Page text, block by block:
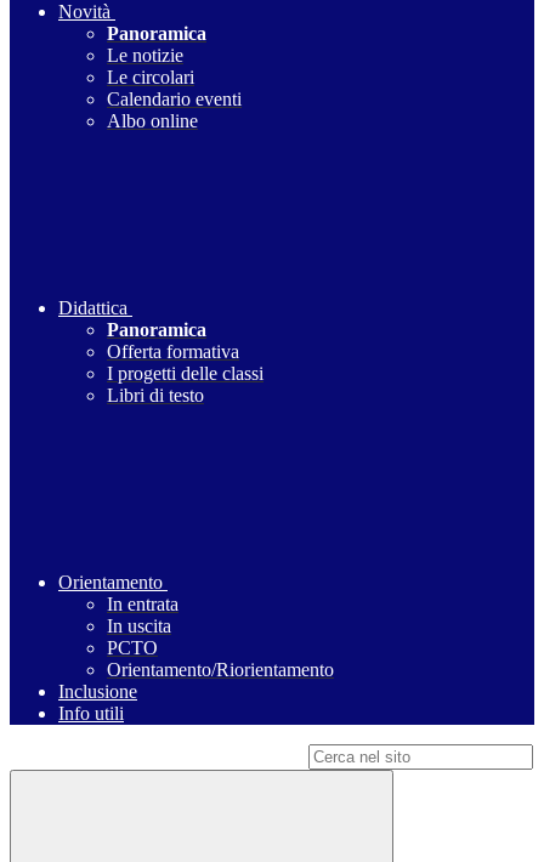
Novità
Panoramica
Le notizie
Le circolari
Calendario eventi
Albo online
Didattica
Panoramica
Offerta formativa
I progetti delle classi
Libri di testo
Orientamento
In entrata
In uscita
PCTO
Orientamento/Riorientamento
Inclusione
Info utili